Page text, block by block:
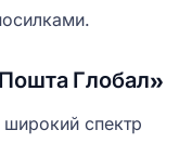
Глобал»
спектр